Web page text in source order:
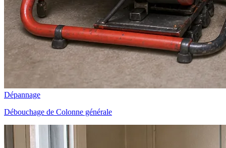
Dépannage
Débouchage de Colonne générale